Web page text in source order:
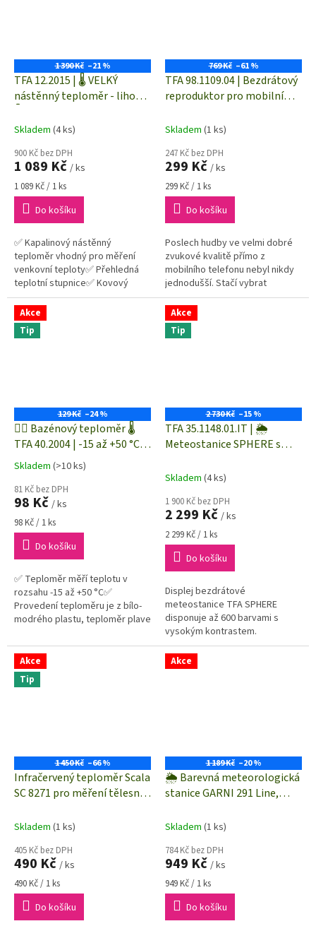
1 390 Kč –21 %
TFA 12.2015 | 🌡️ VELKÝ
nástěnný teploměr - lihový
Skladem (4 ks)
900 Kč bez DPH
1 089 Kč / ks
Měrná
cena:
1 089 Kč / 1 ks
Do košíku
✅ Kapalinový nástěnný
teploměr vhodný pro měření
venkovní teploty✅ Přehledná
teplotní stupnice✅ Kovový
podklad s práškovou barvou✅
Snadná montáž na zeď pomocí 2
vrutů
769 Kč –61 %
TFA 98.1109.04 | Bezdrátový
reproduktor pro mobilní
Skladem (1 ks)
247 Kč bez DPH
299 Kč / ks
Měrná
cena:
299 Kč / 1 ks
Do košíku
Poslech hudby ve velmi dobré
zvukové kvalitě přímo z
mobilního telefonu nebyl nikdy
jednodušší. Stačí vybrat
skladbu, položit telefon na
TouchPlay CHILLOUT a je to!
Akce
Tip
129 Kč –24 %
🏊‍♀️ Bazénový teploměr 🌡️
TFA 40.2004 | -15 až +50 °C |
plovoucí teploměr do
Průměrné
hodnocení
produktu
je
5,0
z
hvězdiček.
Skladem (>10 ks)
81 Kč bez DPH
98 Kč / ks
Měrná
cena:
98 Kč / 1 ks
Do košíku
✅ Teploměr měří teplotu v
rozsahu -15 až +50 °C✅
Provedení teploměru je z bílo-
modrého plastu, teploměr plave
čitelná stupnice✅ Provázek
(530 mm) slouží...
Akce
Tip
2 730 Kč –15 %
TFA 35.1148.01.IT | 🌦️
Meteostanice SPHERE s
WeatherHUB kompatibilní
Skladem (4 ks)
1 900 Kč bez DPH
2 299 Kč / ks
Měrná
cena:
2 299 Kč / 1 ks
Do košíku
Displej bezdrátové
meteostanice TFA SPHERE
disponuje až 600 barvami s
vysokým kontrastem.
Meteostanice je kompatibilní se
systémem sběru dat
WeatherHUB, takže můžete
Akce
Tip
1 450 Kč –66 %
Infračervený teploměr Scala
SC 8271 pro měření tělesné
Skladem (1 ks)
405 Kč bez DPH
490 Kč / ks
Měrná
cena:
490 Kč / 1 ks
Do košíku
Akce
1 189 Kč –20 %
🌦️ Barevná meteorologická
stanice GARNI 291 Line,
Skladem (1 ks)
784 Kč bez DPH
949 Kč / ks
Měrná
cena:
949 Kč / 1 ks
Do košíku